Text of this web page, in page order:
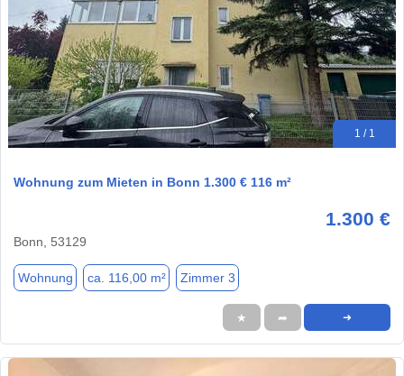
1 / 1
Wohnung zum Mieten in Bonn 1.300 € 116 m²
1.300 €
Bonn, 53129
Wohnung ca. 116,00 m² Zimmer 3
★ ➦ ➜